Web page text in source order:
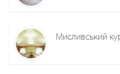
Мисливський